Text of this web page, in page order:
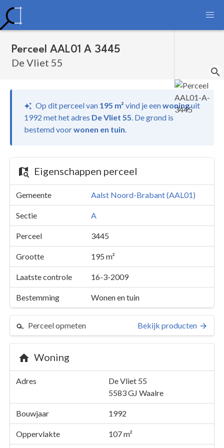
Perceel AAL01 A 3445
De Vliet 55
Op dit perceel van 195 m² vind jeeenwoninguit
1992 met het adres De Vliet 55. De grond is
bestemd voorwonen en tuin.
Eigenschappen perceel
Gemeente Aalst Noord-Brabant (AAL01)
Sectie A
Perceel 3445
Grootte 195 m²
Laatste controle 16-3-2009
Bestemming Wonen en tuin
Perceel opmeten Bekijk producten
Woning
Adres
De Vliet 55
5583 GJ Waalre
Bouwjaar 1992
Oppervlakte 107 m²
Perceel 3445
Kaarten en rapporten